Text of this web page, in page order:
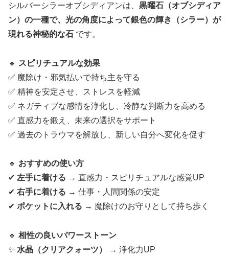
シルバーシラーオブシディアンは、 黒曜石（オブシディア
ン）の一種で、光の角度によって銀色の輝き（シラー）が
現れる神秘的な石 です。
🔹 スピリチュアルな効果
✅ 魔除け・邪気払いで持ち主を守る
✅ 精神を安定させ、ストレスを軽減
✅ ネガティブな感情を浄化し、冷静な判断力を高める
✅ 直感力を鍛え、未来の選択をサポート
✅ 過去のトラウマを解放し、新しい自分へ変化を促す
🔹 おすすめの使い方
✔ 左手に着ける → 直感力・スピリチュアルな感覚UP
✔ 右手に着ける → 仕事・人間関係の安定
✔ ポケットに入れる → 魔除けのお守りとして持ち歩く
🔹 相性の良いパワーストーン
✨ 水晶（クリアクォーツ）
→ 浄化力UP